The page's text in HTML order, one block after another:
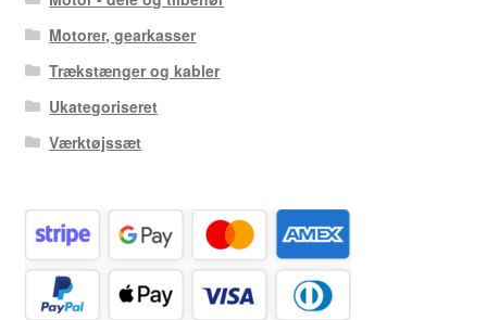
Motorer, gearkasser
Trækstænger og kabler
Ukategoriseret
Værktøjssæt